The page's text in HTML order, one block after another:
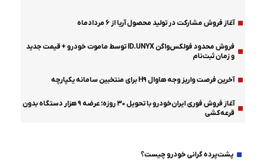
آغاز فروش مشارکت در تولید محصول آریا از ۶ مردادماه
فروش محدود فولکس‌واگن ID.UNYX توسط ماموت خودرو + قیمت جدید
و زمان ثبت‌نام
آخرین فرصت واریز وجه هاوال H۹ برای منتخبین سامانه یکپارچه
آغاز فروش فوری ایران‌خودرو با تحویل ۳۰ روزه؛ عرضه ۹ هزار دستگاه بدون
قرعه‌کشی
پشت‌پرده گرانی خودرو چیست؟